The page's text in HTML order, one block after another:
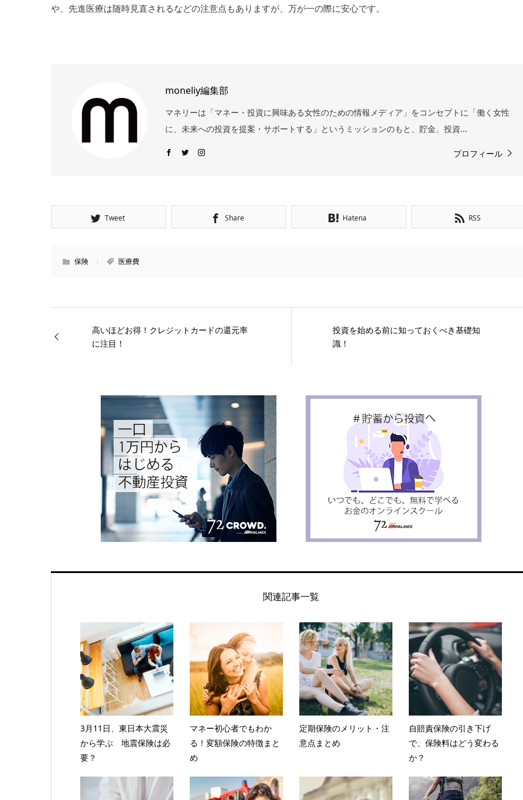
や、先進医療は随時見直されるなどの注意点もありますが、万が一の際に安心です。
moneliy編集部
マネリーは「マネー・投資に興味ある女性のための情報メディア」をコンセプトに「働く女性
に、未来への投資を提案・サポートする」というミッションのもと、貯金、投資...
プロフィール
Tweet Share Hatena RSS
保険 医療費
高いほどお得！クレジットカードの還元率
に注目！
投資を始める前に知っておくべき基礎知
識！
関連記事一覧
3月11日、東日本大震災
から学ぶ 地震保険は必
要？
マネー初心者でもわか
る！変額保険の特徴まと
め
定期保険のメリット・注
意点まとめ
自賠責保険の引き下げ
で、保険料はどう変わる
か？